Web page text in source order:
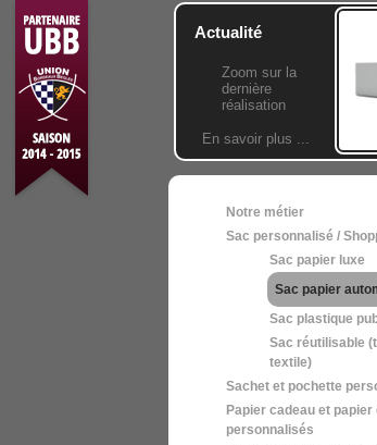
Actualité
Zoom sur la
dernière
réalisation
En savoir plus ...
Notre métier
Sac personnalisé /
Sac papier luxe
Sac papier
Sac plastique
Sac réutilisable
textile)
Sachet et pochette
Papier cadeau et papier
personnalisés